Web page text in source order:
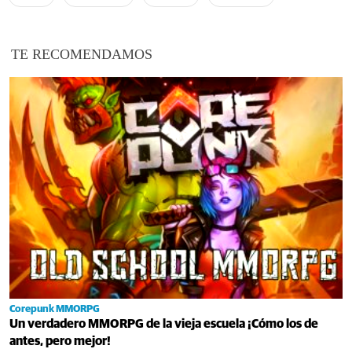
TE RECOMENDAMOS
Corepunk MMORPG
Un verdadero MMORPG de la vieja escuela ¡Cómo los de
antes, pero mejor!